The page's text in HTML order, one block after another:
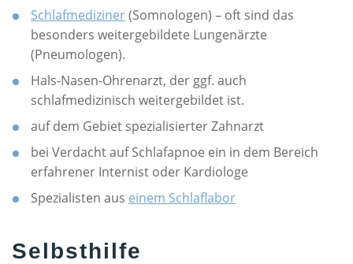
Schlafmediziner(Somnologen) – oft sind das
besonders weitergebildete Lungenärzte
(Pneumologen).
Hals-Nasen-Ohrenarzt, der ggf. auch
schlafmedizinisch weitergebildet ist.
auf dem Gebiet spezialisierter Zahnarzt
bei Verdacht auf Schlafapnoe ein in dem Bereich
erfahrener Internist oder Kardiologe
Spezialisten aus einem Schlaflabor
Selbsthilfe